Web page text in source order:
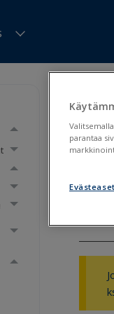
Wilmassa
parantaa